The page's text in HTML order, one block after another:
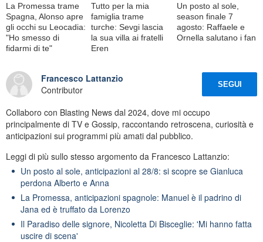
La Promessa trame
Spagna, Alonso apre
gli occhi su Leocadia:
"Ho smesso di
fidarmi di te"
Tutto per la mia
famiglia trame
turche: Sevgi lascia
la sua villa ai fratelli
Eren
Un posto al sole,
season finale 7
agosto: Raffaele e
Ornella salutano i fan
Francesco Lattanzio
Contributor
SEGUI
Collaboro con Blasting News dal 2024, dove mi occupo
principalmente di TV e Gossip, raccontando retroscena, curiosità e
anticipazioni sui programmi più amati dal pubblico.
Leggi di più sullo stesso argomento da Francesco Lattanzio:
Un posto al sole, anticipazioni al 28/8: si scopre se Gianluca
perdona Alberto e Anna
La Promessa, anticipazioni spagnole: Manuel è il padrino di
Jana ed è truffato da Lorenzo
Il Paradiso delle signore, Nicoletta Di Bisceglie: 'Mi hanno fatta
uscire di scena'